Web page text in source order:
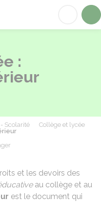
:
Scolarité
Collège et lycée
et les devoirs des
au collège et au
est le document qui